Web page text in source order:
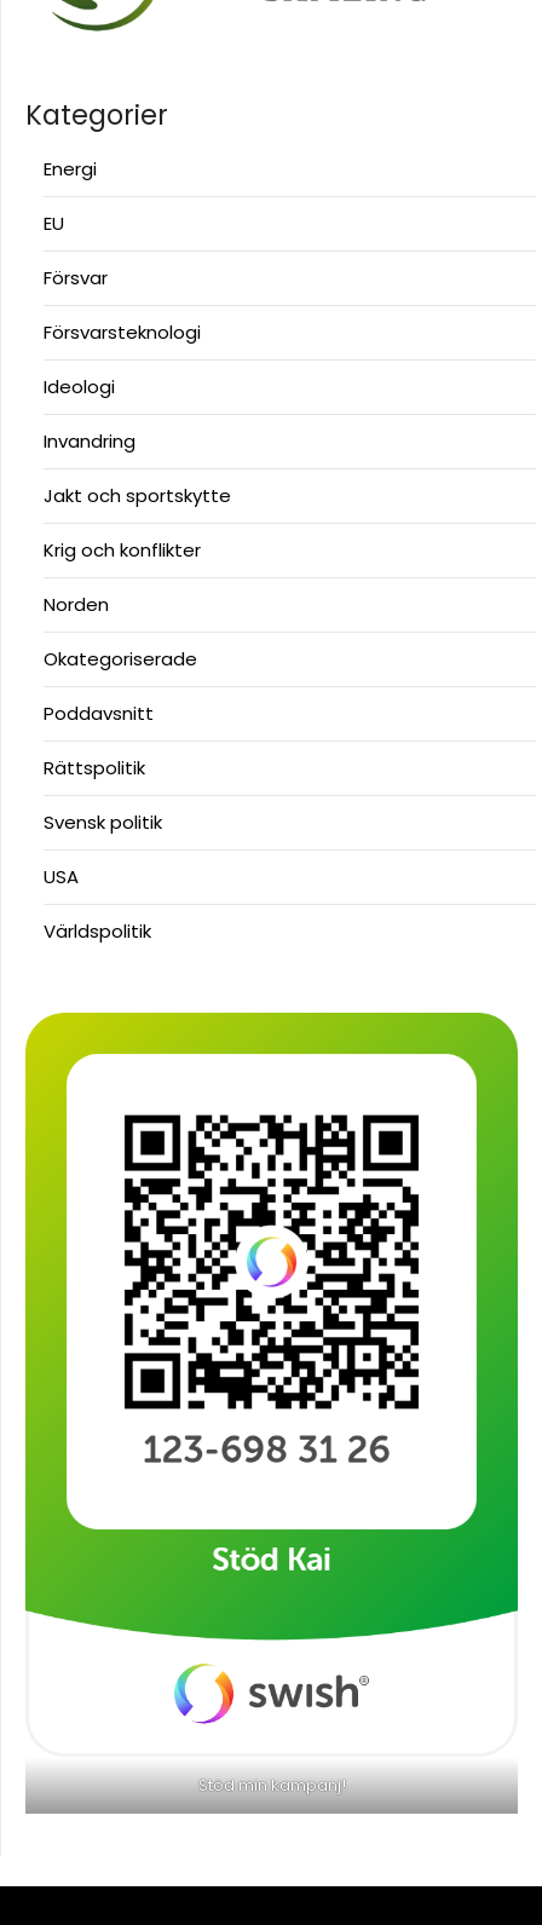
Kategorier
Energi
EU
Försvar
Försvarsteknologi
Ideologi
Invandring
Jakt och sportskytte
Krig och konflikter
Norden
Okategoriserade
Poddavsnitt
Rättspolitik
Svensk politik
USA
Världspolitik
Stöd min kampanj!